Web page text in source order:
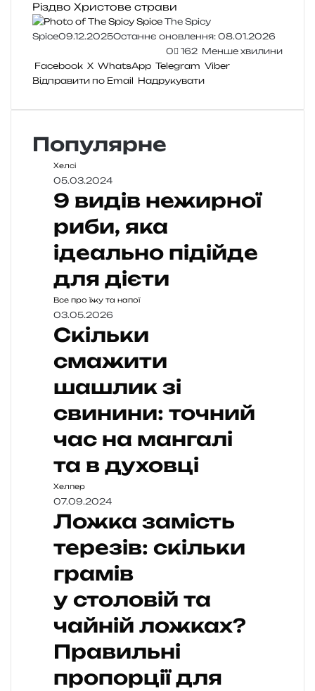
Різдво Христове страви
The Spicy
Spice09.12.2025Останнє оновлення: 08.01.2026
0
162 Менше хвилини
Facebook X WhatsApp Telegram Viber
Відправити по Email Надрукувати
Популярне
Хелсі
05.03.2024
9 видів нежирної
риби, яка
ідеально підійде
для дієти
Все про їжу та напої
03.05.2026
Скільки
смажити
шашлик зі
свинини: точний
час на мангалі
та в духовці
Хелпер
07.09.2024
Ложка замість
терезів: скільки
грамів
у столовій та
чайній ложках?
Правильні
пропорції для